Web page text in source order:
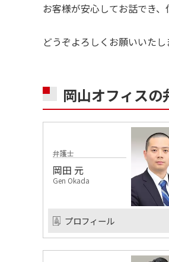
お客様が安心してお話でき
どうぞよろしくお願いいたし
岡山オフィスの
弁護士
岡田 元
Gen Okada
プロフィール